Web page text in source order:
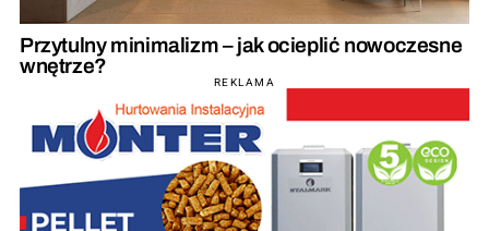
Przytulny minimalizm – jak ocieplić nowoczesne
wnętrze?
REKLAMA